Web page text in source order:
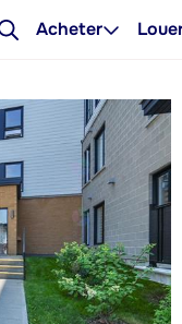
Acheter